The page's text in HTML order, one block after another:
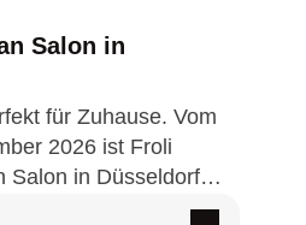
Salon in
für Zuhause. Vom
2026 ist Froli
Salon in Düsseldorf
in Halle 3 am Stand